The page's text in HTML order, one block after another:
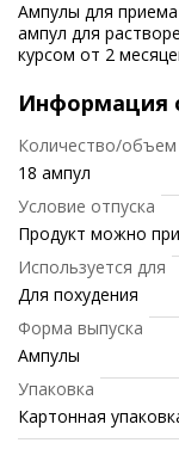
Ампулы для
ампул для
курсом от 2
Информация
Количество/объем
18 ампул
Условие отпуска
Продукт можно
Используется для
Для похудения
Форма выпуска
Ампулы
Упаковка
Картонная